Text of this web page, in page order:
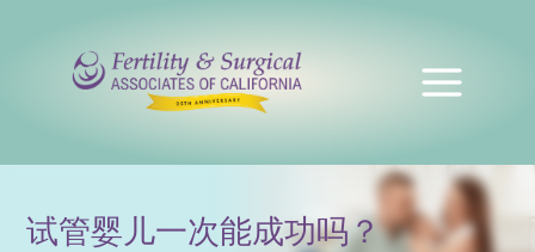
试管婴儿一次能成功吗？